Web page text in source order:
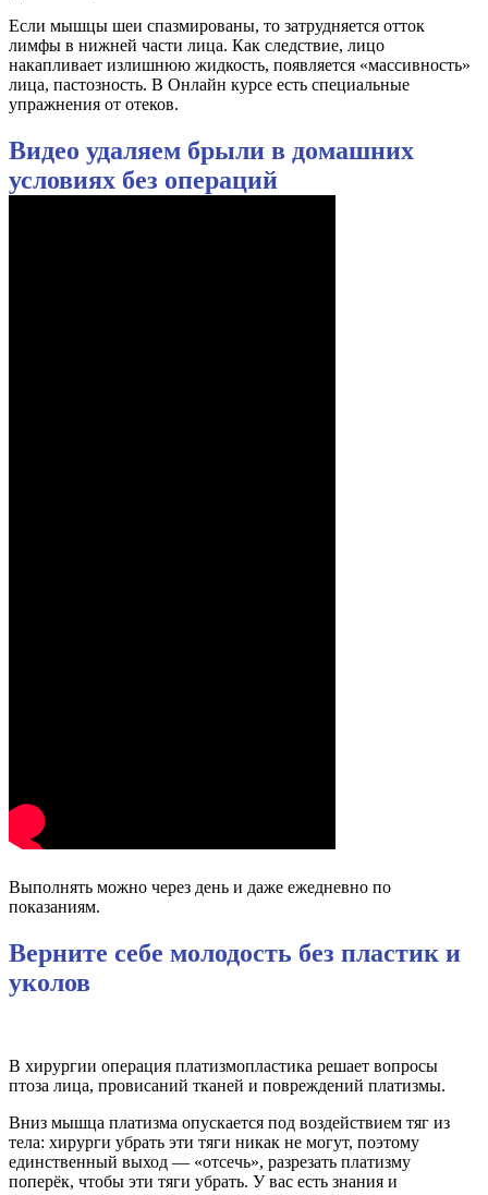
Если мышцы шеи спазмированы, то затрудняется отток
лимфы в нижней части лица. Как следствие, лицо
накапливает излишнюю жидкость, появляется «массивность»
лица, пастозность. В Онлайн курсе есть специальные
упражнения от отеков.
Видео удаляем брыли в домашних
условиях без операций
Выполнять можно через день и даже ежедневно по
показаниям.
Верните себе молодость без пластик и
уколов
В хирургии операция платизмопластика решает вопросы
птоза лица, провисаний тканей и повреждений платизмы.
Вниз мышца платизма опускается под воздействием тяг из
тела: хирурги убрать эти тяги никак не могут, поэтому
единственный выход — «отсечь», разрезать платизму
поперёк, чтобы эти тяги убрать. У вас есть знания и